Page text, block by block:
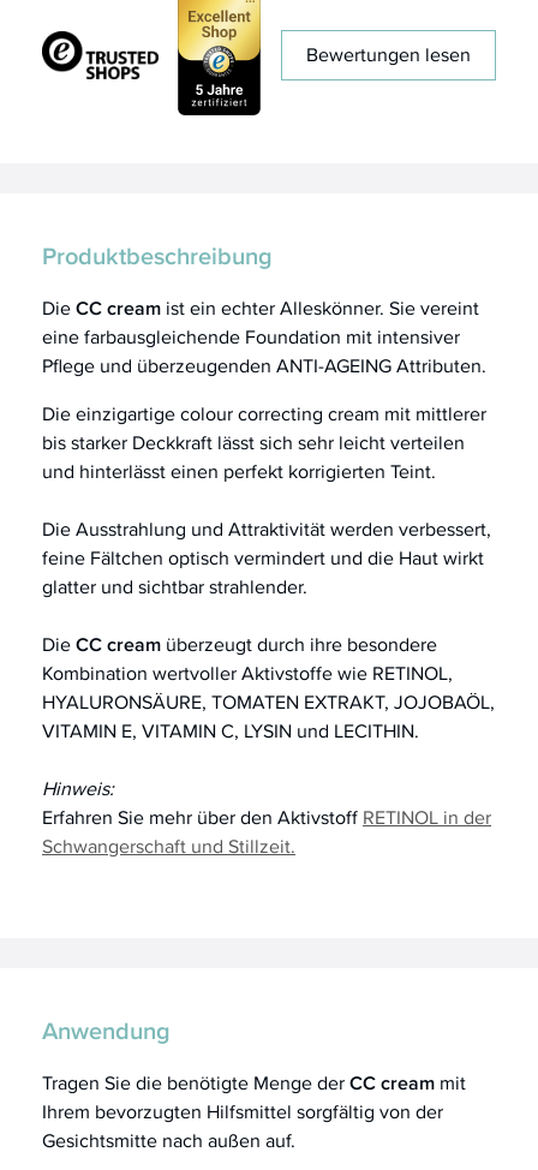
Bewertungen lesen
Produktbeschreibung
DieCC cream ist ein echter Alleskönner. Sie vereint
eine farbausgleichende Foundation mit intensiver
Pflege und überzeugenden ANTI-AGEING Attributen.
Die einzigartige colour correcting cream mit mittlerer
bis starker Deckkraft lässt sich sehr leicht verteilen
und hinterlässt einen perfekt korrigierten Teint.
Die Ausstrahlung und Attraktivität werden verbessert,
feine Fältchen optisch vermindert und die Haut wirkt
glatter und sichtbar strahlender.
DieCC cream überzeugt durch ihre besondere
Kombination wertvoller Aktivstoffe wie RETINOL,
HYALURONSÄURE, TOMATEN EXTRAKT, JOJOBAÖL,
VITAMIN E, VITAMIN C, LYSIN und LECITHIN.
Hinweis:
Erfahren Sie mehr über den Aktivstoff RETINOL in der
Schwangerschaft und Stillzeit.
Anwendung
Tragen Sie die benötigte Menge derCC cream mit
Ihrem bevorzugten Hilfsmittel sorgfältig von der
Gesichtsmitte nach außen auf.